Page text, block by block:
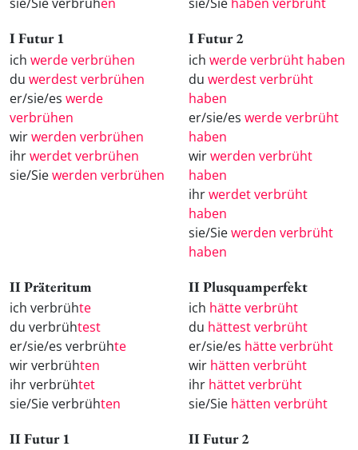
I Futur 1
ich werde verbrühen
du werdest verbrühen
er/sie/es werde
verbrühen
wirwerden verbrühen
ihrwerdet verbrühen
sie/Siewerden verbrühen
I Futur 2
ich werde verbrüht haben
du werdest verbrüht
haben
er/sie/es werde verbrüht
haben
wirwerden verbrüht
haben
ihrwerdet verbrüht
haben
sie/Siewerden verbrüht
haben
II Präteritum
ich verbrühte
du verbrühtest
er/sie/es verbrühte
wir verbrühten
ihr verbrühtet
sie/Sie verbrühten
II Plusquamperfekt
ich hätte verbrüht
du hättest verbrüht
er/sie/es hätte verbrüht
wir hätten verbrüht
ihr hättet verbrüht
sie/Sie hätten verbrüht
II Futur 1 II Futur 2